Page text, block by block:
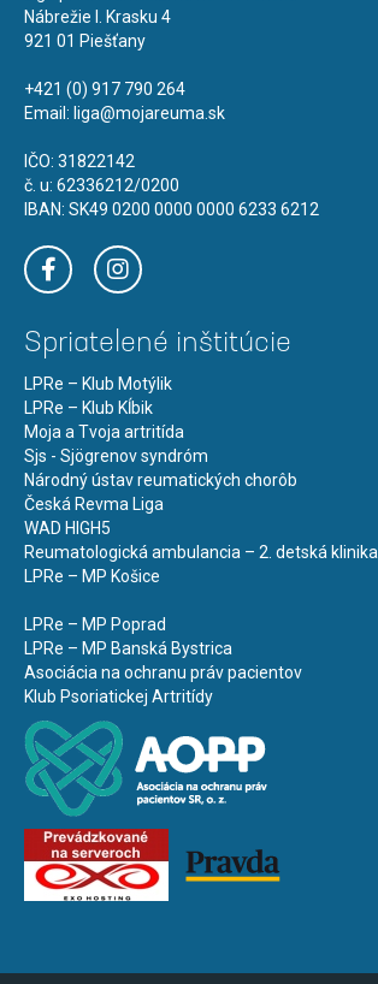
Nábrežie I. Krasku 4
921 01 Piešťany
+421 (0) 917 790 264
Email: liga@mojareuma.sk
IČO: 31822142
č. u: 62336212/0200
IBAN: SK49 0200 0000 0000 6233 6212
Spriatelené inštitúcie
LPRe – Klub Motýlik
LPRe – Klub Kĺbik
Moja a Tvoja artritída
Sjs - Sjögrenov syndróm
Národný ústav reumatických chorôb
Česká Revma Liga
WAD HIGH5
Reumatologická ambulancia – 2. detská klinika
LPRe – MP Košice
LPRe – MP Poprad
LPRe – MP Banská Bystrica
Asociácia na ochranu práv pacientov
Klub Psoriatickej Artritídy